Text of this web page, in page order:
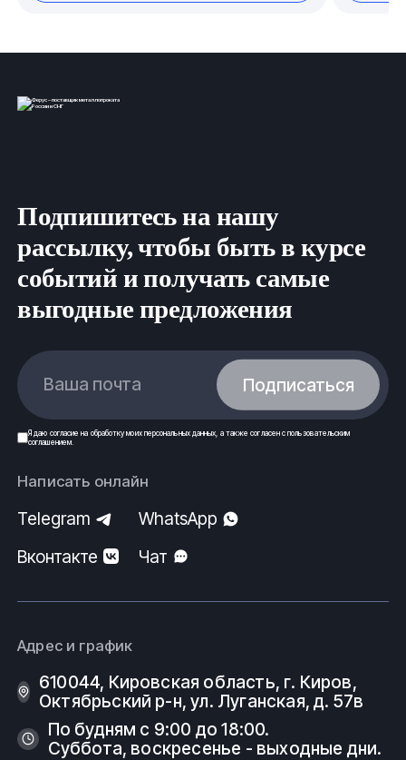
Подпишитесь на нашу
рассылку, чтобы быть в курсе
событий и получать самые
выгодные предложения
Ваша почта Подписаться
Я даю согласие на обработку моих персональных данных , а также согласен спользовательским
соглашением.
Написать онлайн
Telegram
WhatsApp
Вконтакте
Чат
Адрес и график
610044, Кировская область, г. Киров, ​
Октябрьский р-н, ​ул. Луганская, д. 57в
По будням с 9:00 до 18:00.
Суббота, воскресенье - выходные дни.